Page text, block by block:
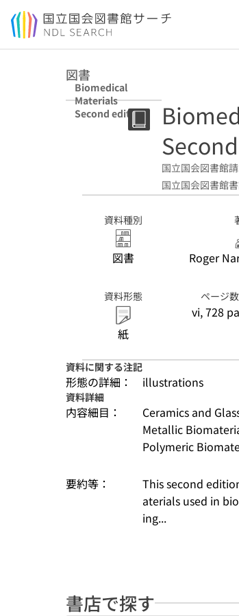
本文へ移動
図書
Biomedical
Materials
Second edition
国立国会図書館
国立国会図書館
資料種別
図書 Roger
資料形態
紙
ページ
vi, 728
資料に関する注記
形態の詳細： illustrations
資料詳細
内容細目：
Ceramics and
Metallic
Polymeric
要約等：
This second
aterials used in
ing...
書店で探す